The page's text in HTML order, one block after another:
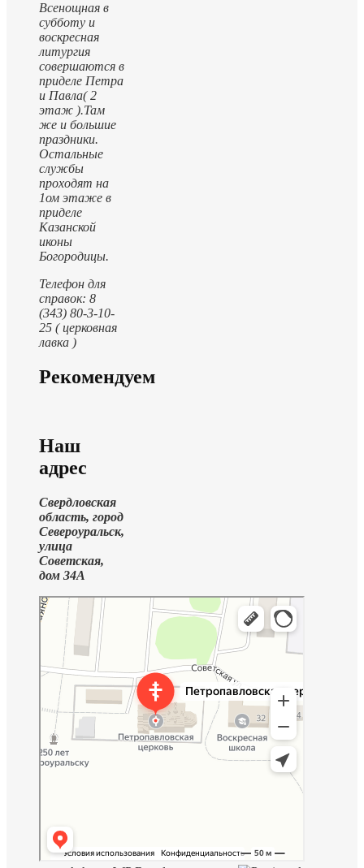
Всенощная в
субботу и
воскресная
литургия
совершаются в
приделе Петра
и Павла( 2
этаж ).Там
же и большие
праздники.
Остальные
службы
проходят на
1ом этаже в
приделе
Казанской
иконы
Богородицы.
Телефон для
справок: 8
(343) 80-3-10-
25 ( церковная
лавка )
Рекомендуем
Наш
адрес
Свердловская
область, город
Североуральск,
улица
Советская,
дом 34А